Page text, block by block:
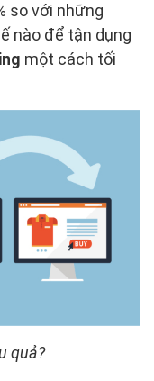
so với những
nào để tận dụng
một cách tối
quả?